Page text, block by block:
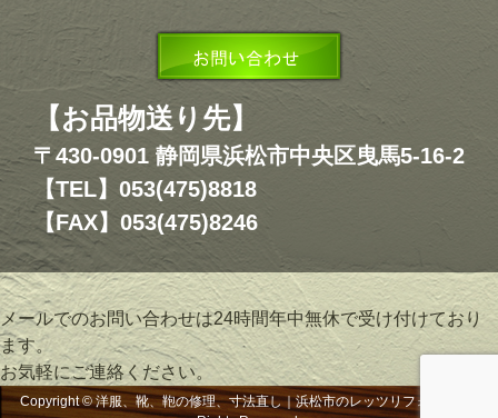
【お品物送り先】
〒430-0901 静岡県浜松市中央区曳馬5-16-2
【TEL】053(475)8818
【FAX】053(475)8246
メールでのお問い合わせは24時間年中無休で受け付けており
ます。
お気軽にご連絡ください。
Copyright © 洋服、靴、鞄の修理、寸法直し｜浜松市のレッツリフォーム, All